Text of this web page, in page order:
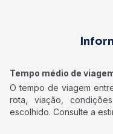
Tempo médio de
O tempo de viagem
rota, viação,
escolhido. Consulte a